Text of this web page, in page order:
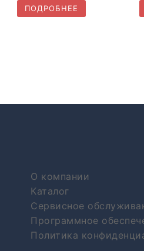
ПОДРОБНЕЕ
О компании
Каталог
Сервисное
Программное
Политика